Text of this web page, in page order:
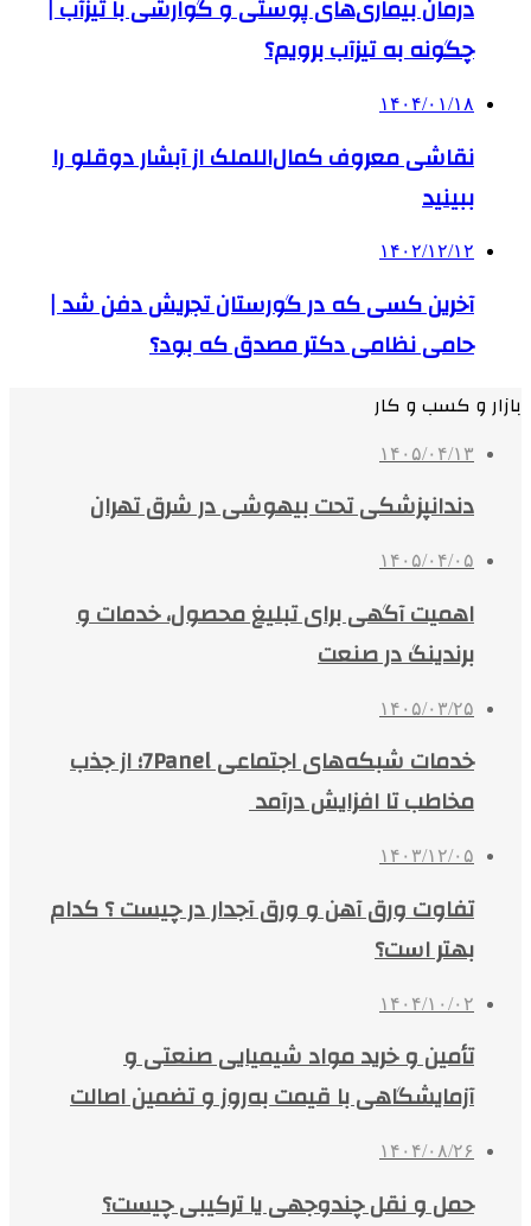
درمان بیماری‌های پوستی و گوارشی با تیزآب |
چگونه به تیزآب برویم؟
۱۴۰۴/۰۱/۱۸
نقاشی معروف کمال‌اللملک از آبشار دوقلو را
ببینید
۱۴۰۲/۱۲/۱۲
آخرین کسی که در گورستان تجریش دفن شد |
حامی نظامی دکتر مصدق که بود؟
بازار و کسب و کار
۱۴۰۵/۰۴/۱۳
دندانپزشکی تحت بیهوشی در شرق تهران
۱۴۰۵/۰۴/۰۵
اهمیت آگهی برای تبلیغ محصول، خدمات و
برندینگ در صنعت
۱۴۰۵/۰۳/۲۵
خدمات شبکه‌های اجتماعی 7Panel؛ از جذب
مخاطب تا افزایش درآمد
۱۴۰۳/۱۲/۰۵
تفاوت ورق آهن و ورق آجدار در چیست ؟ کدام
بهتر است؟
۱۴۰۴/۱۰/۰۲
تأمین و خرید مواد شیمیایی صنعتی و
آزمایشگاهی با قیمت به‌روز و تضمین اصالت
۱۴۰۴/۰۸/۲۶
حمل و نقل چندوجهی یا ترکیبی چیست؟